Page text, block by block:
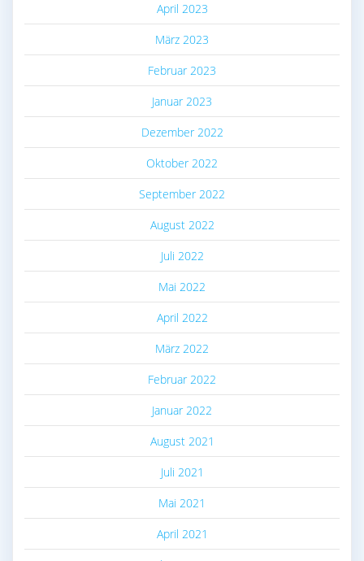
April 2023
März 2023
Februar 2023
Januar 2023
Dezember 2022
Oktober 2022
September 2022
August 2022
Juli 2022
Mai 2022
April 2022
März 2022
Februar 2022
Januar 2022
August 2021
Juli 2021
Mai 2021
April 2021